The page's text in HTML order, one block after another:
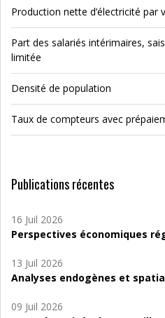
Production nette d’électricité par
Part des salariés intérimaires,
limitée
Densité de population
Taux de compteurs avec
Publications récentes
16 Juil 2026
Perspectives économiques
13 Juil 2026
Analyses endogènes et
09 Juil 2026